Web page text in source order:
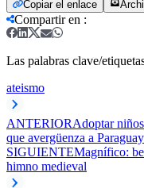
Copiar el enlace
Compartir en :
Las palabras clave/
ateismo
ANTERIORAdoptar
que avergüenza a Paraguay
SIGUIENTEMagnífico:
himno medieval